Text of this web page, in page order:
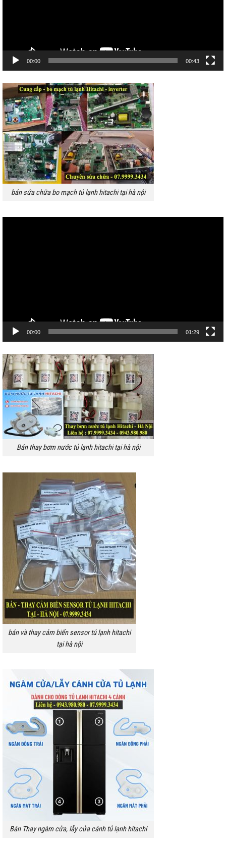
00:00 00:43
bán sửa chữa bo mạch tủ lạnh hitachi tại hà nội
00:00 01:29
Bán thay bơm nước tủ lạnh hitachi tại hà nội
bán và thay cảm biến sensor tủ lạnh hitachi
tại hà nội
Bán Thay ngàm cửa, lẫy cửa cánh tủ lạnh hitachi